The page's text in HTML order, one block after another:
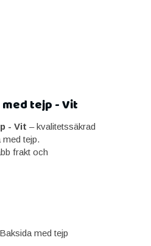
med tejp - Vit
- Vit – kvalitetssäkrad
tejp.
frakt och
med tejp